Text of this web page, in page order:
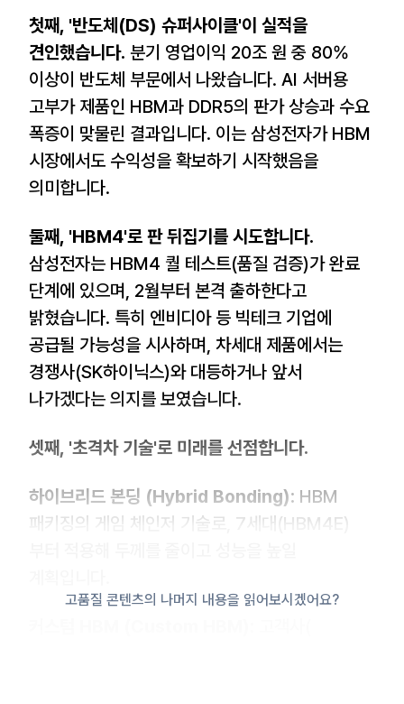
첫째, '반도체(DS) 슈퍼사이클'이 실적을
견인했습니다. 분기 영업이익 20조 원 중 80%
이상이 반도체 부문에서 나왔습니다. AI 서버용
고부가 제품인 HBM과 DDR5의 판가 상승과 수요
폭증이 맞물린 결과입니다. 이는 삼성전자가 HBM
시장에서도 수익성을 확보하기 시작했음을
의미합니다.
둘째, 'HBM4'로 판 뒤집기를 시도합니다.
삼성전자는 HBM4 퀄 테스트(품질 검증)가 완료
단계에 있으며, 2월부터 본격 출하한다고
밝혔습니다. 특히 엔비디아 등 빅테크 기업에
공급될 가능성을 시사하며, 차세대 제품에서는
경쟁사(SK하이닉스)와 대등하거나 앞서
나가겠다는 의지를 보였습니다.
셋째, '초격차 기술'로 미래를 선점합니다.
하이브리드 본딩 (Hybrid Bonding): HBM
패키징의 게임 체인저 기술로, 7세대(HBM4E)
고품질 콘텐츠의 나머지 내용을 읽어보시겠어요?